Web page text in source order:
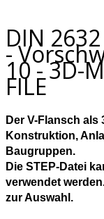
DIN
-
10 - 3D-
FILE
Der V-Flansch
Konstruktion,
Baugruppen.
Die STEP-Datei
verwendet
zur Auswahl.